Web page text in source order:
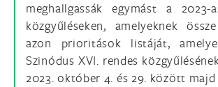
meghallgassák egymást a 2023-
közgyűléseken, amelyeknek
azon prioritások listáját,
Szinódus XVI. rendes
2023. október 4. és 29. között majd